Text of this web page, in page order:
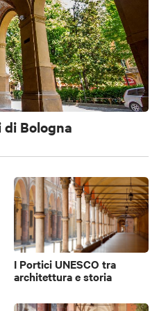
Bologna
I Portici UNESCO tra
architettura e storia